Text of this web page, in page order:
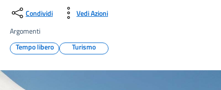
Condividi
Vedi Azioni
Argomenti
Tempo libero
Turismo